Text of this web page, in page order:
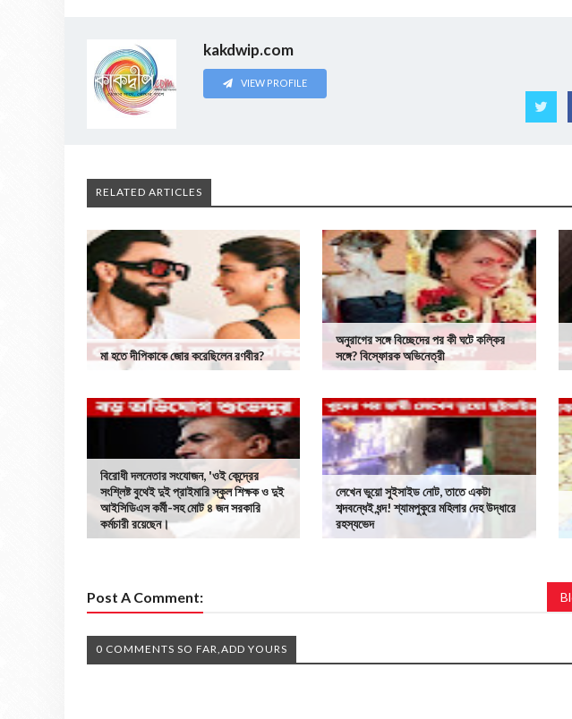
kakdwip.com
VIEW PROFILE
RELATED ARTICLES
মা হতে দীপিকাকে জোর করেছিলেন রণবীর?
অনুরাগের সঙ্গে বিচ্ছেদের পর কী ঘটে কল্কির
সঙ্গে? বিস্ফোরক অভিনেত্রী
বিরোধী দলনেতার সংযোজন, 'ওই কেন্দ্রের
সংশ্লিষ্ট বুথেই দুই প্রাইমারি স্কুল শিক্ষক ও দুই
আইসিডিএস কর্মী-সহ মোট ৪ জন সরকারি
কর্মচারী রয়েছেন।
লেখেন ভুয়ো সুইসাইড নোট, তাতে একটা
শব্দবন্ধেই ধন্দ! শ্যামপুকুরে মহিলার দেহ উদ্ধারে
রহস্যভেদ
Post A Comment:
0 COMMENTS SO FAR,ADD YOURS